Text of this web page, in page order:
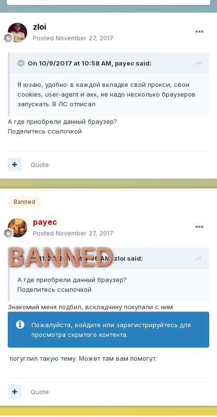
zloi
Posted November 27, 2017
On 10/9/2017 at 10:58 AM, payec said:
Я юзаю, удобно: в каждой вкладке свой прокси, свои
cookies, user-agent и акк, не надо несколько браузеров
запускать. В ЛС отписал
А где приобрели данный браузер?
Поделитесь ссылочкой
Quote
Banned
payec
Posted November 27, 2017
BANNED
On 11/27/2017 at 8:36 AM, zloi said:
А где приобрели данный браузер?
Поделитесь ссылочкой
Знакомый меня подбил, вскладчину покупали с ним.
Пожалуйста, войдите или зарегистрируйтесь для
просмотра скрытого контента.
погуглил такую тему. Может там вам помогут.
Quote